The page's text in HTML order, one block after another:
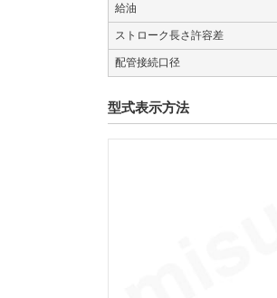
給油
ストローク長さ許容差
配管接続口径
型式表示方法